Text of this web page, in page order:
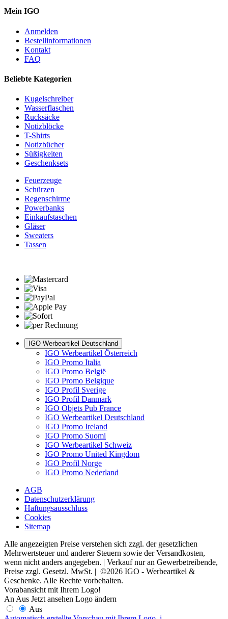
Mein IGO
Anmelden
Bestellinformationen
Kontakt
FAQ
Beliebte Kategorien
Kugelschreiber
Wasserflaschen
Rucksäcke
Notizblöcke
T-Shirts
Notizbücher
Süßigkeiten
Geschenksets
Feuerzeuge
Schürzen
Regenschirme
Powerbanks
Einkaufstaschen
Gläser
Sweaters
Tassen
IGO Werbeartikel Deutschland
IGO Werbeartikel Österreich
IGO Promo Italia
IGO Promo België
IGO Promo Belgique
IGO Profil Sverige
IGO Profil Danmark
IGO Objets Pub France
IGO Werbeartikel Deutschland
IGO Promo Ireland
IGO Promo Suomi
IGO Werbeartikel Schweiz
IGO Promo United Kingdom
IGO Profil Norge
IGO Promo Nederland
AGB
Datenschutzerklärung
Haftungsausschluss
Cookies
Sitemap
Alle angezeigten Preise verstehen sich zzgl. der gesetzlichen
Mehrwertsteuer und anderer Steuern sowie der Versandkosten,
wenn nicht anders angegeben. | Verkauf nur an Gewerbetreibende,
Preise zzgl. Gesetzl. MwSt. | ©2026 IGO - Werbeartikel &
Geschenke. Alle Rechte vorbehalten.
Vorabansicht mit Ihrem Logo!
An Aus Jetzt ansehen Logo ändern
Aus